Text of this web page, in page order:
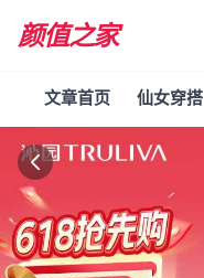
颜值之家
文章首页 仙女穿搭